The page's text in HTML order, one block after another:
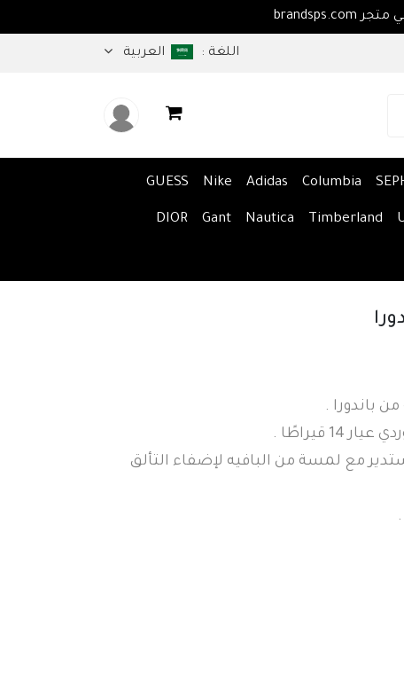
اهلا بكم في متجر brandsps.com
اللغة : العربية
Columbia
Adidas
Nike
GUESS
Timberland
Nautica
Gant
DIOR
باندورا .
قيراطًا .
مع لمسة من البافيه لإضفاء التألق